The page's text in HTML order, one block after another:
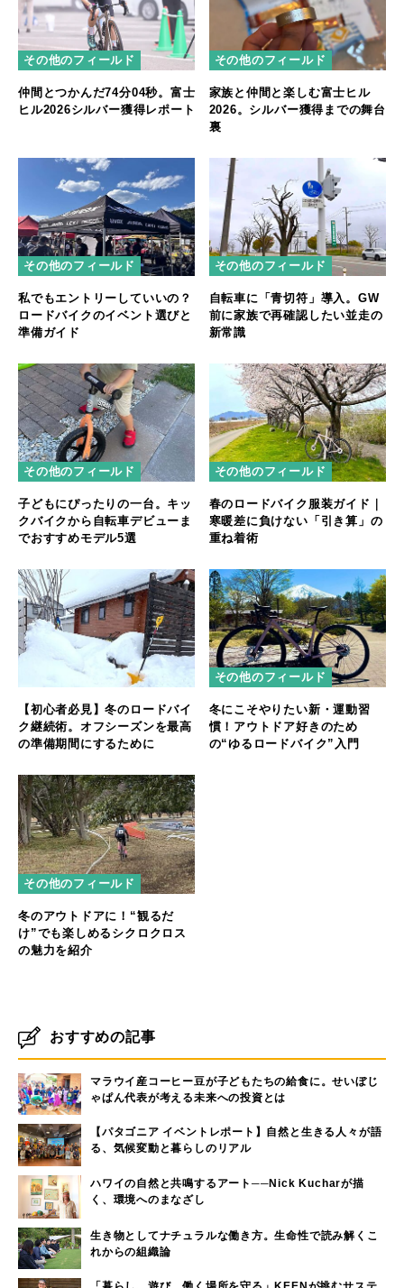
その他のフィールド
仲間とつかんだ74分04秒。富士
ヒル2026シルバー獲得レポート
その他のフィールド
家族と仲間と楽しむ富士ヒル
2026。シルバー獲得までの舞台
裏
その他のフィールド
私でもエントリーしていいの？
ロードバイクのイベント選びと
準備ガイド
その他のフィールド
自転車に「青切符」導入。GW
前に家族で再確認したい並走の
新常識
その他のフィールド
子どもにぴったりの一台。キッ
クバイクから自転車デビューま
でおすすめモデル5選
その他のフィールド
春のロードバイク服装ガイド｜
寒暖差に負けない「引き算」の
重ね着術
【初心者必見】冬のロードバイ
ク継続術。オフシーズンを最高
の準備期間にするために
その他のフィールド
冬にこそやりたい新・運動習
慣！アウトドア好きのため
の“ゆるロードバイク”入門
その他のフィールド
冬のアウトドアに！“観るだ
け”でも楽しめるシクロクロス
の魅力を紹介
おすすめの記事
マラウイ産コーヒー豆が子どもたちの給食に。せいぼじ
ゃぱん代表が考える未来への投資とは
【パタゴニア イベントレポート】自然と生きる人々が語
る、気候変動と暮らしのリアル
ハワイの自然と共鳴するアート──Nick Kucharが描
く、環境へのまなざし
生き物としてナチュラルな働き方。生命性で読み解くこ
れからの組織論